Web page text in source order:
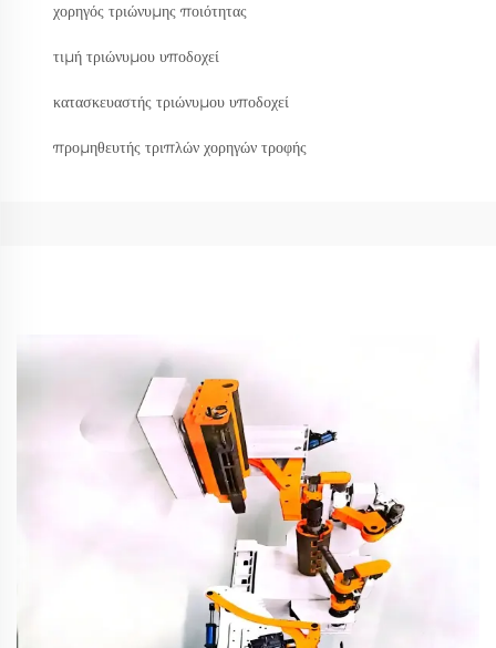
χορηγός τριώνυμης ποιότητας
τιμή τριώνυμου υποδοχεί
κατασκευαστής τριώνυμου υποδοχεί
προμηθευτής τριπλών χορηγών τροφής